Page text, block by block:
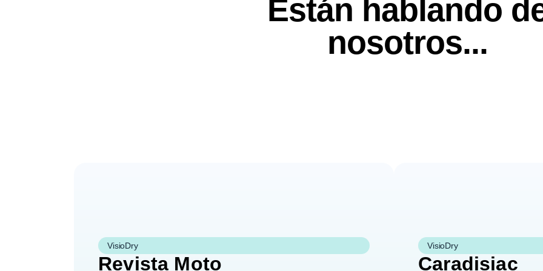
Están hablando
nosotros...
VisioDry
Revista Moto
VisioDry
Caradisiac